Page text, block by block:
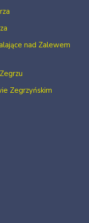
nad Zalewem
Zegrzyńskim